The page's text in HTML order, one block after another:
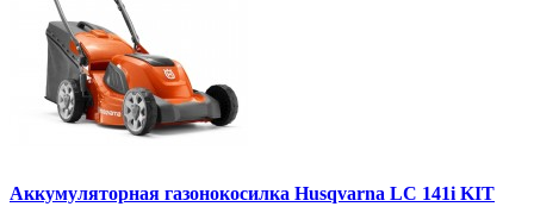
Аккумуляторная газонокосилка Husqvarna LC 141i KIT